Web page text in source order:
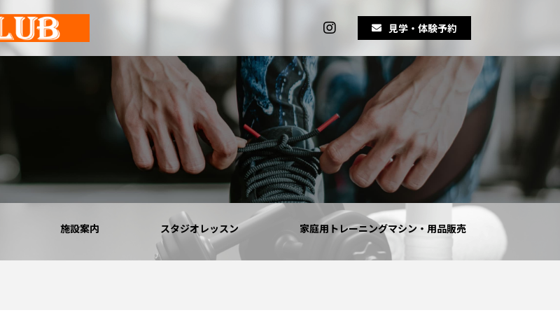
見学・体験予約
施設案内 スタジオレッスン 家庭用トレーニングマシン・用品販売